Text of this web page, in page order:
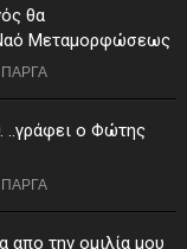
θα
Ναό Μεταμορφώσεως
5 Αυγούστου
..γράφει ο Φώτης
την ομιλία μου